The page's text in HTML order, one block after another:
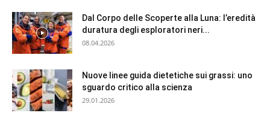
Dal Corpo delle Scoperte alla Luna: l’eredità
duratura degli esploratori neri...
08.04.2026
Nuove linee guida dietetiche sui grassi: uno
sguardo critico alla scienza
29.01.2026